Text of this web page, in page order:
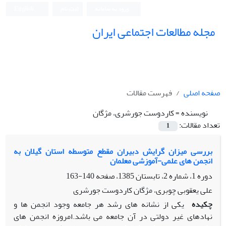
مجله مطالعات اجتماعی ایران
صفحه اصلی
فهرست مقالات
نویسنده =کاردوست جورشری، مژگان
تعداد مقالات:
1
بررسی میزان گرایش دبیران مقطع متوسطه استان گیلان به
انجمن های علمی-آموزشی معلمان
دوره 1، شماره 2، تابستان 1385، صفحه
140-163
علی یعقوبی چوبری، مژگان کاردوست جورشری
چکیده یکی از نشانه های رشد هر جامعه وجود انجمن ها و
نهادهای غیر دولتی در آن جامعه می باشد.امروزه انجمن های